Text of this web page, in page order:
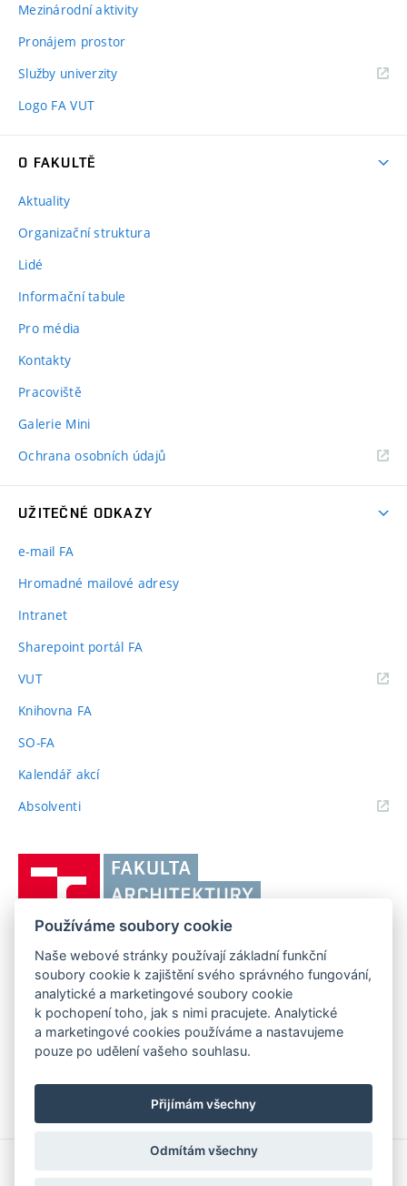
Mezinárodní aktivity
Pronájem prostor
Služby univerzity
Logo FA VUT
O FAKULTĚ
Aktuality
Organizační struktura
Lidé
Informační tabule
Pro média
Kontakty
Pracoviště
Galerie Mini
Ochrana osobních údajů
UŽITEČNÉ ODKAZY
e-mail FA
Hromadné mailové adresy
Intranet
Sharepoint portál FA
VUT(externí
Knihovna FA
SO-FA
Kalendář akcí
Absolventi(externí
Brně,
Fakulta
architektury
FAKULTA ARCHITEKTURY VUT V BRNĚ
Poříčí 273/5, 639 00 Brno
Telefon: 54114 6600
www.fa.vutbr.cz
info@fa.vutbr.cz
Používáme soubory cookie
Naše webové stránky používají základní funkční
soubory cookie k zajištění svého správného fungování,
analytické a marketingové soubory cookie
k pochopení toho, jak s nimi pracujete. Analytické
a marketingové cookies používáme a nastavujeme
pouze po udělení vašeho souhlasu.
Přijímám všechny
Odmítám všechny